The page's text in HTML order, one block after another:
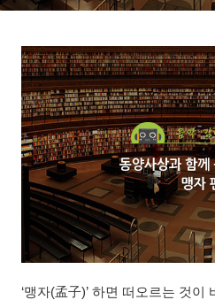
‘맹자(孟子)’ 하면 떠오르는 것이